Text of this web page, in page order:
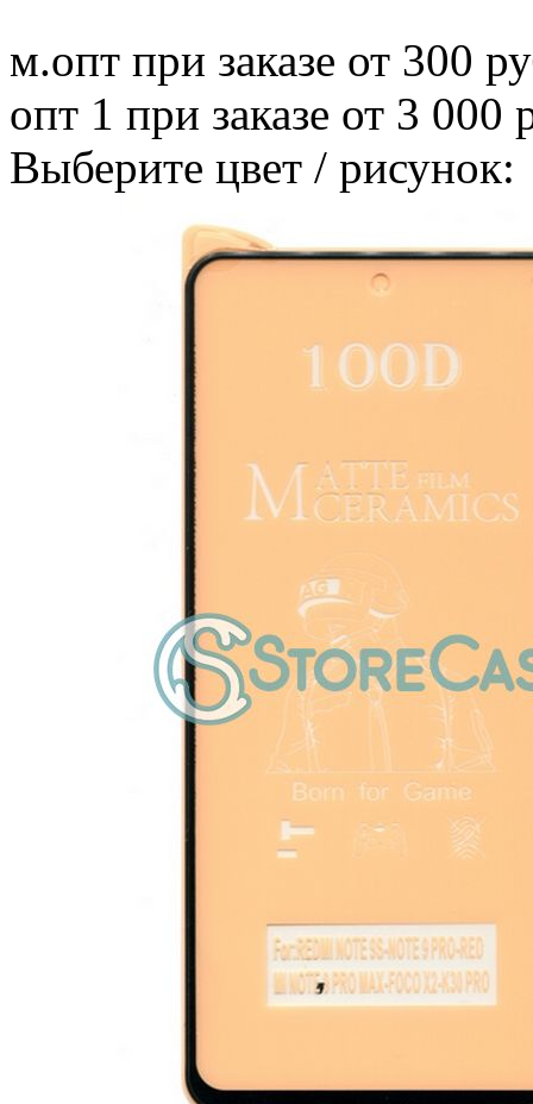
м.опт при заказе от 300
опт 1 при заказе от 3 000
Выберите цвет / рисунок: